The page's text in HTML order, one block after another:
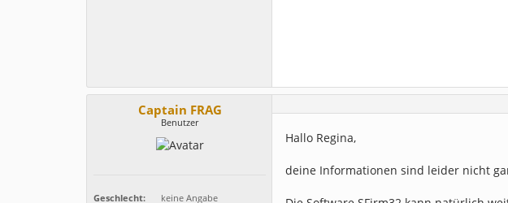
Captain FRAG
Benutzer
Geschlecht:
keine Angabe
Hallo Regina,
deine Informationen sind leider nicht